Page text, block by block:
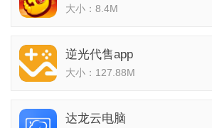
大小：8.4M
逆光代售app
大小：127.88M
达龙云电脑